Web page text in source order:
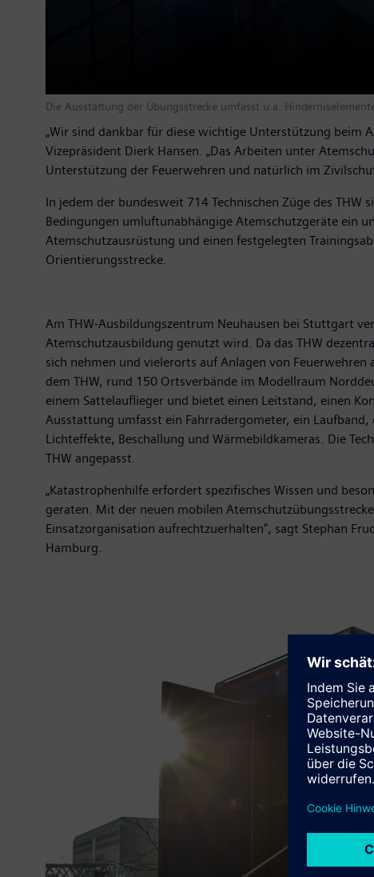
Die Ausstattung der Übungsstrecke umfasst u.a.
„Wir sind dankbar für diese wichtige Unterstützung beim
Vizepräsident Dierk Hansen. „Das Arbeiten unter
Unterstützung der Feuerwehren und natürlich im
In jedem der bundesweit 714 Technischen Züge des
Bedingungen umluftunabhängige Atemschutzgeräte ein
Atemschutzausrüstung und einen festgelegten
Orientierungsstrecke.
Am THW-Ausbildungszentrum Neuhausen bei Stuttgart
Atemschutzausbildung genutzt wird. Da das THW
sich nehmen und vielerorts auf Anlagen von
dem THW, rund 150 Ortsverbände im Modellraum
einem Sattelauflieger und bietet einen Leitstand, einen
Ausstattung umfasst ein Fahrradergometer, ein
Lichteffekte, Beschallung und Wärmebildkameras. Die
THW angepasst.
„Katastrophenhilfe erfordert spezifisches Wissen und
geraten. Mit der neuen mobilen
Einsatzorganisation aufrechtzuerhalten“, sagt Stephan
Hamburg.